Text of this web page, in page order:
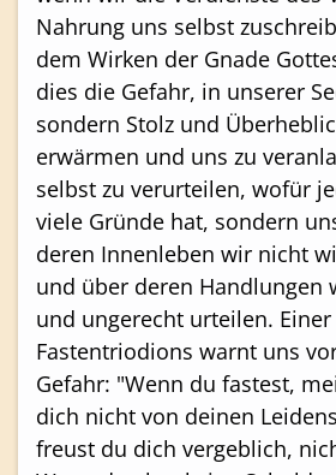
Nahrung uns selbst
dem Wirken der Gnade
dies die Gefahr, in unserer
sondern Stolz und
erwärmen und uns zu
selbst zu verurteilen, wofür
viele Gründe hat, sondern
deren Innenleben wir nicht
und über deren Handlungen
und ungerecht urteilen. Einer
Fastentriodions warnt uns
Gefahr: "Wenn du fastest,
dich nicht von deinen
freust du dich vergeblich,